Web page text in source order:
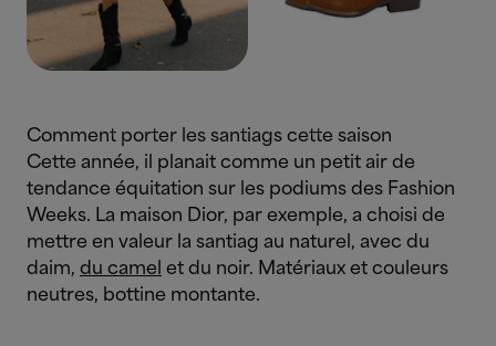
Comment porter les santiags cette saison
Cette année, il planait comme un petit air de
tendance équitation sur les podiums des Fashion
Weeks. La maison Dior, par exemple, a choisi de
mettre en valeur la santiag au naturel, avec du
daim, du camel et du noir. Matériaux et couleurs
neutres, bottine montante.